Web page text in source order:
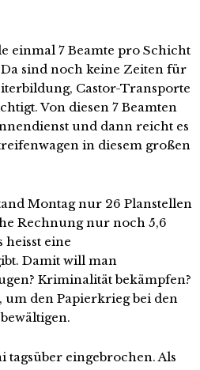
einmal 7 Beamte pro Schicht
sind noch keine Zeiten für
Castor-Transporte
Von diesen 7 Beamten
und dann reicht es
in diesem großen
Montag nur 26 Planstellen
Rechnung nur noch 5,6
heisst eine
Damit will man
Kriminalität bekämpfen?
den Papierkrieg bei den
tagsüber eingebrochen. Als